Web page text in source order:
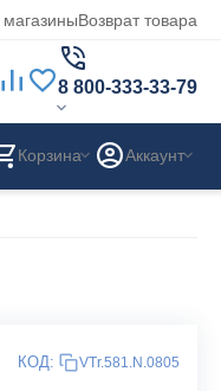
Возврат товара
8 800-333-33-79
Корзина Аккаунт
КОД: VTr.581.N.0805